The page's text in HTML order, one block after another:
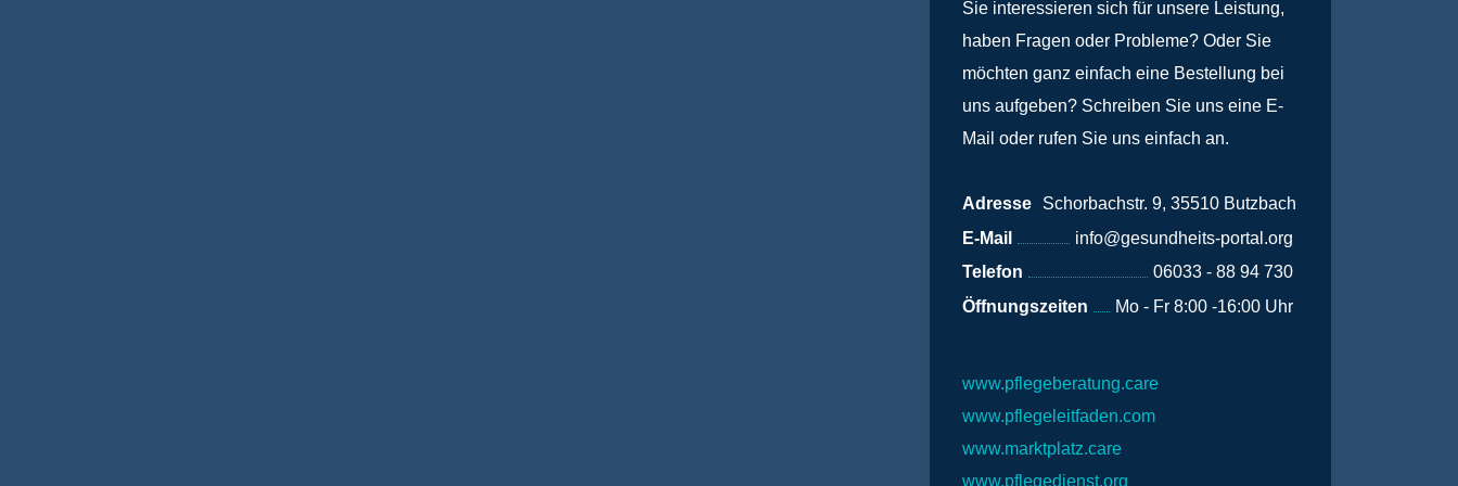
Sie interessieren sich für unsere Leistung,
haben Fragen oder Probleme? Oder Sie
möchten ganz einfach eine Bestellung bei
uns aufgeben? Schreiben Sie uns eine E-
Mail oder rufen Sie uns einfach an.
Adresse
Schorbachstr. 9, 35510 Butzbach
E-Mail
info@gesundheits-portal.org
Telefon
06033 - 88 94 730
Öffnungszeiten
Mo - Fr 8:00 -16:00 Uhr
www.pflegeberatung.care
www.pflegeleitfaden.com
www.marktplatz.care
www.pflegedienst.org